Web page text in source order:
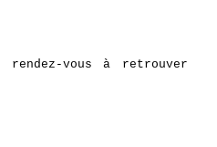
rendez-vous à retrouver